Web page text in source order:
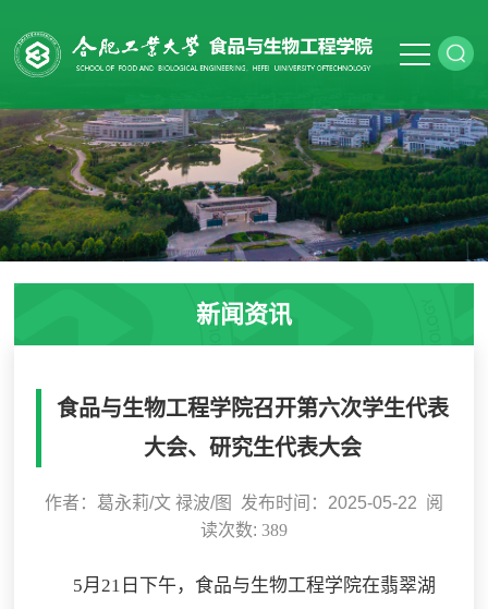
新闻资讯
食品与生物工程学院召开第六次学生代表
大会、研究生代表大会
作者：葛永莉/文 禄波/图 发布时间：2025-05-22 阅
读次数: 389
5月21日下午，食品与生物工程学院在翡翠湖